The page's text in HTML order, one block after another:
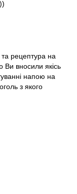
та рецептура на
Ви вносили якісь
напою на
з якого